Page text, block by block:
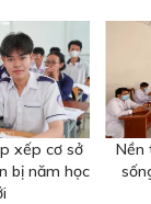
xếp cơ sở
bị năm học
Nền